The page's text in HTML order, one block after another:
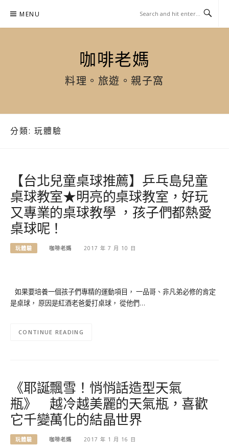
content
MENU
咖啡老媽
料理。旅遊。親子窩
分類: 玩體驗
【台北兒童桌球推薦】乒乓島兒童
桌球教室★明亮的桌球教室，好玩
又專業的桌球教學 ，孩子們都熱愛
桌球呢！
玩體驗 咖啡老媽 2017 年 7 月 10 日
如果要培養一個孩子們專精的運動項目， 一品哥、非凡弟必修的肯定
是桌球， 原因是紅酒老爸愛打桌球， 從他們…
CONTINUE READING
《耶誕飄雪！悄悄話造型天氣
瓶》 越冷越美麗的天氣瓶，喜歡
它千變萬化的結晶世界
玩體驗 咖啡老媽 2017 年 1 月 16 日